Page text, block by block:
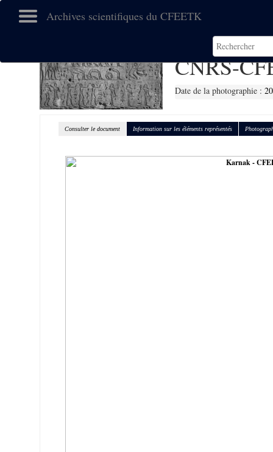
Archives scientifiques du CFEETK
CNRS-
Date de la photographie :
Consulter le document Information sur les éléments représentés